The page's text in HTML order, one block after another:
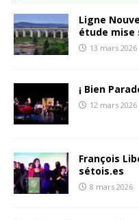
Ligne
étude mise
13 mars 2026
¡ Bien
12 mars 2026
François
sétois.es
8 mars 2026